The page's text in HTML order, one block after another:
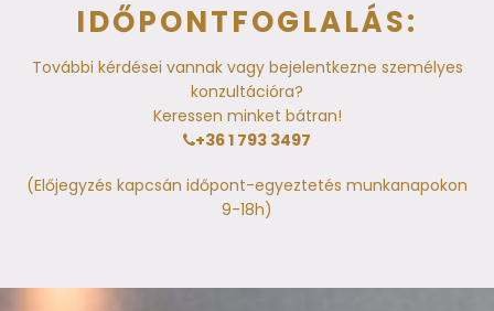
IDŐPONTFOGLALÁS:
További kérdései vannak vagy bejelentkezne személyes
konzultációra?
Keressen minket bátran!
+36 1 793 3497
(Előjegyzés kapcsán időpont-egyeztetés munkanapokon
9-18h)